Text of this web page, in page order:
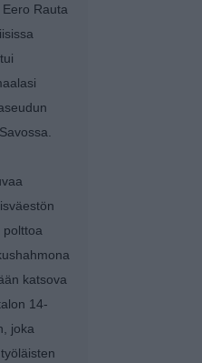
Rauta
polttoa
katsova
14-
joka